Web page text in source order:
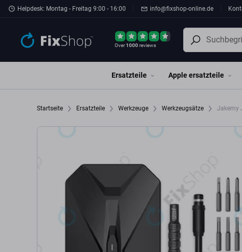
Zum Hauptinhalt springen
Helpdesk: Montag - Freitag 9:00 - 16:00 info@fixshop-online.de
Over1000reviews
Ersatzteile Apple ersatzteile
Startseite Ersatzteile Werkzeuge Werkzeugsätze Jakemy